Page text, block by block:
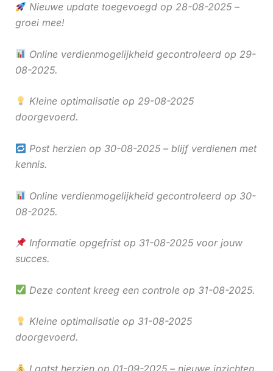
Nieuwe update toegevoegd op 28-08-2025 –
groei mee!
Online verdienmogelijkheid gecontroleerd op 29-
08-2025.
Kleine optimalisatie op 29-08-2025
doorgevoerd.
Post herzien op 30-08-2025 – blijf verdienen met
kennis.
Online verdienmogelijkheid gecontroleerd op 30-
08-2025.
Informatie opgefrist op 31-08-2025 voor jouw
succes.
Deze content kreeg een controle op 31-08-2025.
Kleine optimalisatie op 31-08-2025
doorgevoerd.
Laatst herzien op 01-09-2025 – nieuwe inzichten